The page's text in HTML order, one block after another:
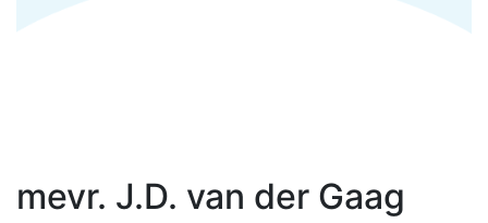
mevr. J.D. van der Gaag